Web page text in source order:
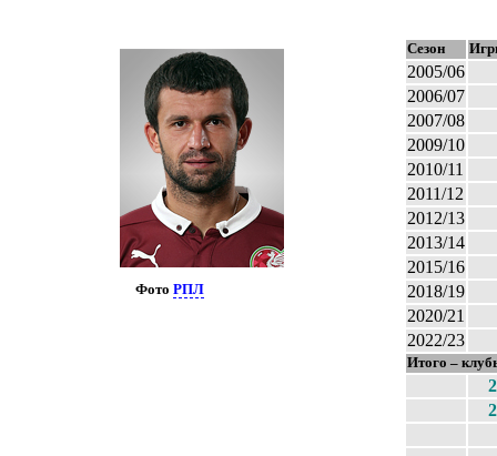
ФотоРПЛ
Сезон
2005/06
2006/07
2007/08
2009/10
2010/11
2011/12
2012/13
2013/14
2015/16
2018/19
2020/21
2022/23
Итого –